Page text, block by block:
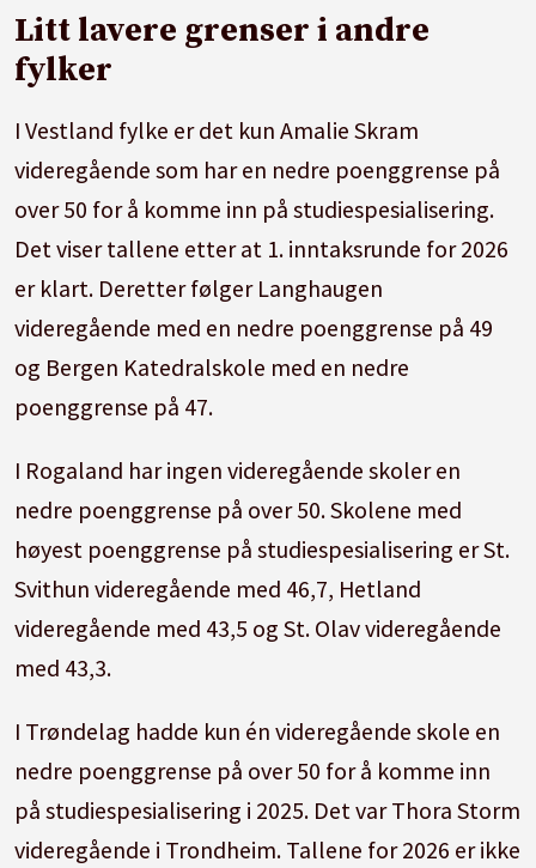
Litt lavere grenser i andre
fylker
I Vestland fylke er det kun Amalie Skram
videregående som har en nedre poenggrense på
over 50 for å komme inn på studiespesialisering.
Det viser tallene etter at 1. inntaksrunde for 2026
er klart. Deretter følger Langhaugen
videregående med en nedre poenggrense på 49
og Bergen Katedralskole med en nedre
poenggrense på 47.
I Rogaland har ingen videregående skoler en
nedre poenggrense på over 50. Skolene med
høyest poenggrense på studiespesialisering er St.
Svithun videregående med 46,7, Hetland
videregående med 43,5 og St. Olav videregående
med 43,3.
I Trøndelag hadde kun én videregående skole en
nedre poenggrense på over 50 for å komme inn
på studiespesialisering i 2025. Det var Thora Storm
videregående i Trondheim. Tallene for 2026 er ikke